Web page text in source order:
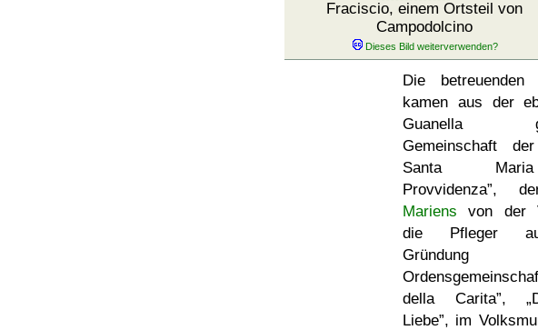
Fraciscio, einem Ortsteil von
Campodolcino
Die betreuenden
kamen aus der
Guanella
Gemeinschaft
Santa
Provvidenza ,
Mariens von der
die Pfleger
della Carita ,
Liebe , im